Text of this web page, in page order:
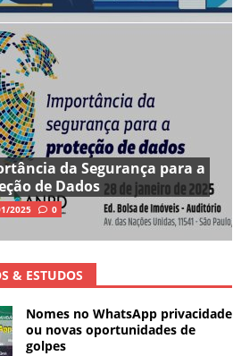
da Segurança para a
de Dados
2025 0
& ESTUDOS
Nomes no WhatsApp privacidade
ou novas oportunidades de
golpes